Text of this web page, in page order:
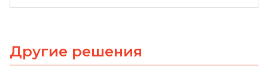
Другие решения